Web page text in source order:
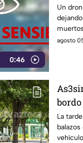
0:46
Un
heridos.
agosto
La
vehículo